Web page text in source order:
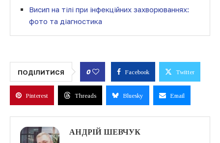
Висип на тілі при інфекційних захворюваннях:
фото та діагностика
ПОДІЛИТИСЯ 0 Facebook Twitter
Pinterest Threads Bluesky Email
АНДРІЙ ШЕВЧУК